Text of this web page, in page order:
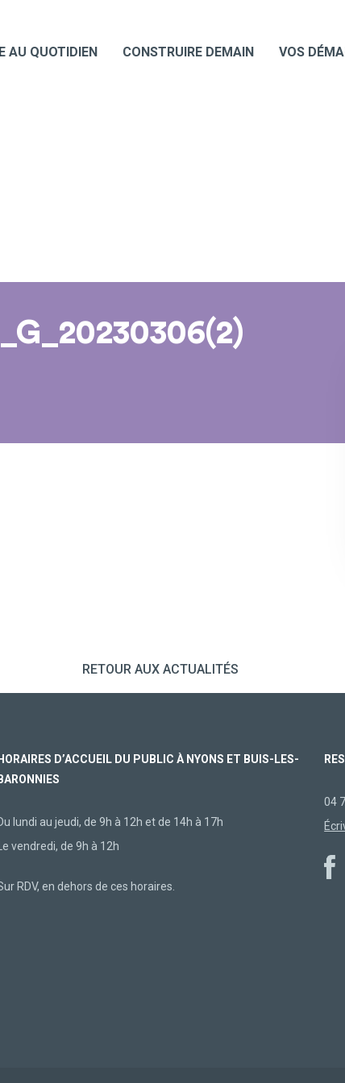
AU QUOTIDIEN CONSTRUIRE DEMAIN VOS
RETOUR AUX ACTUALITÉS
HORAIRES D’ACCUEIL DU PUBLIC À NYONS ET BUIS-LES-
BARONNIES
lundi au jeudi, de 9h à 12h et de 14h à 17h
Le vendredi, de 9h à 12h
RDV, en dehors de ces horaires.
04